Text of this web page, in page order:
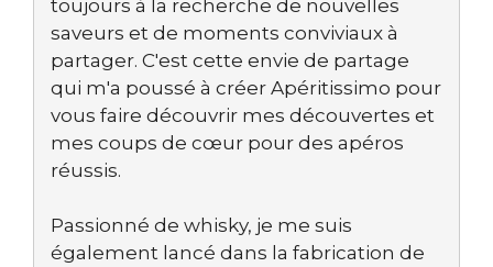
toujours à la recherche de nouvelles
saveurs et de moments conviviaux à
partager. C'est cette envie de partage
qui m'a poussé à créer Apéritissimo pour
vous faire découvrir mes découvertes et
mes coups de cœur pour des apéros
réussis.
Passionné de whisky, je me suis
également lancé dans la fabrication de